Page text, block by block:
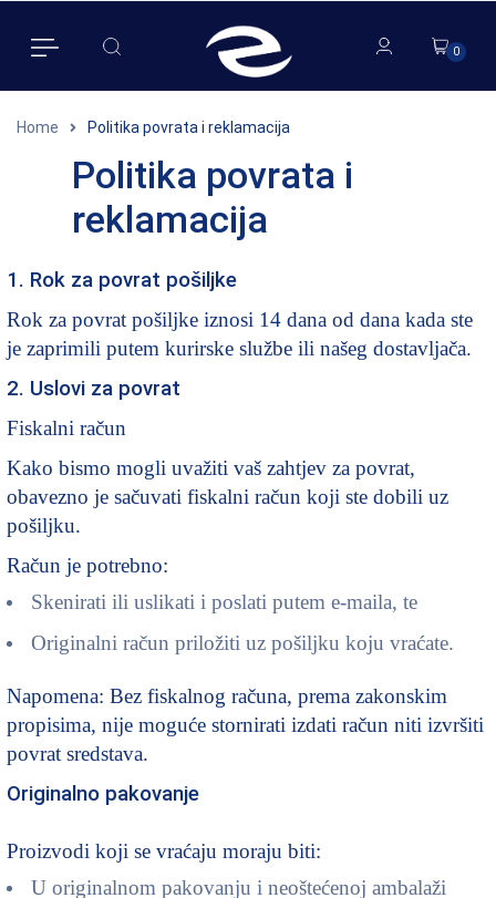
0
Home Politika povrata i reklamacija
Politika povrata i
reklamacija
1. Rok za povrat pošiljke
Rok za povrat pošiljke iznosi 14 dana od dana kada ste
je zaprimili putem kurirske službe ili našeg dostavljača.
2. Uslovi za povrat
Fiskalni račun
Kako bismo mogli uvažiti vaš zahtjev za povrat,
obavezno je sačuvati fiskalni račun koji ste dobili uz
pošiljku.
Račun je potrebno:
Skenirati ili uslikati i poslati putem e-maila, te
Originalni račun priložiti uz pošiljku koju vraćate.
Napomena: Bez fiskalnog računa, prema zakonskim
propisima, nije moguće stornirati izdati račun niti izvršiti
povrat sredstava.
Originalno pakovanje
Proizvodi koji se vraćaju moraju biti:
U originalnom pakovanju i neoštećenoj ambalaži